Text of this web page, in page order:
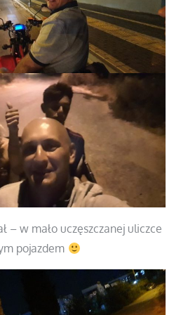
– w mało uczęszczanej uliczce
pojazdem